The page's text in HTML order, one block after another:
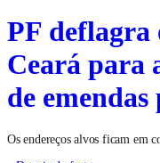
PF deflagra
Ceará para
de
Os endereços alvos ficam em